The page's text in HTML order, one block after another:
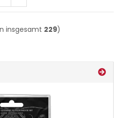
insgesamt 229)